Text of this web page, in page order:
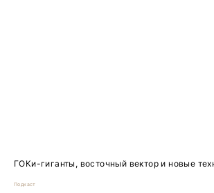
ГОКи-гиганты, восточный вектор и новые
Подкаст